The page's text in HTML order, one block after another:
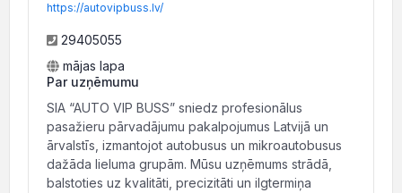
https://autovipbuss.lv/
29405055
mājas lapa
Par uzņēmumu
SIA “AUTO VIP BUSS” sniedz profesionālus
pasažieru pārvadājumu pakalpojumus Latvijā un
ārvalstīs, izmantojot autobusus un mikroautobusus
dažāda lieluma grupām. Mūsu uzņēmums strādā,
balstoties uz kvalitāti, precizitāti un ilgtermiņa